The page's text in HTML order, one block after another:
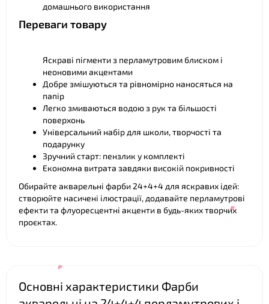
домашнього використання
Переваги товару
Яскраві пігменти з перламутровим блиском і
неоновими акцентами
Добре змішуються та рівномірно наносяться на
папір
Легко змиваються водою з рук та більшості
поверхонь
Універсальний набір для школи, творчості та
подарунку
Зручний старт: пензлик у комплекті
Економна витрата завдяки високій покривності
Обирайте акварельні фарби 24+4+4 для яскравих ідей:
створюйте насичені ілюстрації, додавайте перламутрові
ефекти та флуоресцентні акценти в будь-яких творчих
проєктах.
Основні характеристики Фарби
❤